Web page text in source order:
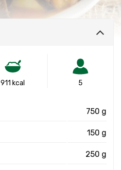
911 kcal 5
750 g
150 g
250 g